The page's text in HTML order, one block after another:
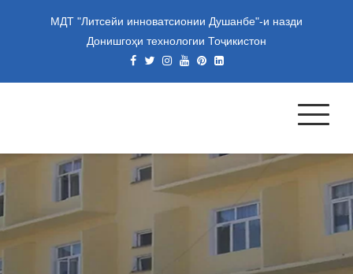
МДТ "Литсейи инноватсионии Душанбе"-и назди
Донишгоҳи технологии Тоҷикистон
ТАЪЛИМИИ "ЛИТСЕЙИ
ИННОВАТСИОНИИ
ДУШАНБЕ"-И НАЗДИ
ДОНИШГОҲИ ТЕХНОЛОГИИ
ТОҶИКИСТОН